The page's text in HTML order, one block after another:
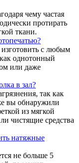
чему частая
протирать
ткани.
с любым
однотонный
или даже
в зал?
так как
вы обнаружили
из мягкой
чистящие средства
натяжные
не больше 5